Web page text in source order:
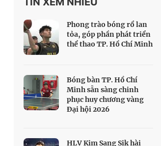
Phong trào bóng rổ lan
tỏa, góp phần phát triển
thể thao TP. Hồ Chí Minh
Bóng bàn TP. Hồ Chí
Minh sẵn sàng chinh
phục huy chương vàng
Đại hội 2026
HLV Kim Sang Sik hài